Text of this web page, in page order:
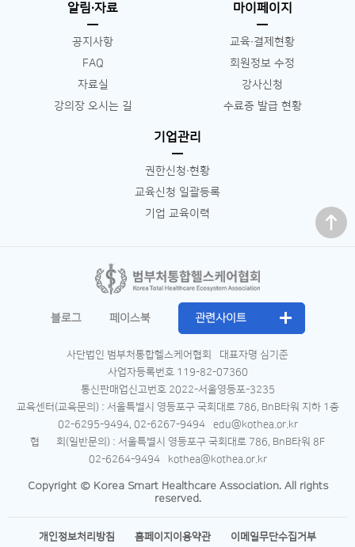
알림∙자료
공지사항
FAQ
자료실
강의장 오시는 길
마이페이지
교육∙결제현황
회원정보 수정
강사신청
수료증 발급 현황
기업관리
권한신청∙현황
교육신청 일괄등록
기업 교육이력
맨 위로
블로그 페이스북 관련사이트
사단법인 범부처통합헬스케어협회
대표자명 심기준
사업자등록번호 119-82-07360
통신판매업신고번호 2022-서울영등포-3235
교육센터(교육문의) : 서울특별시 영등포구 국회대로 786, BnB타워 지하 1층
02-6295-9494, 02-6267-9494
edu@kothea.or.kr
협 회(일반문의) : 서울특별시 영등포구 국회대로 786, BnB타워 8F
02-6264-9494
kothea@kothea.or.kr
Copyright © Korea Smart Healthcare Association. All rights
reserved.
개인정보처리방침 홈페이지이용약관 이메일무단수집거부